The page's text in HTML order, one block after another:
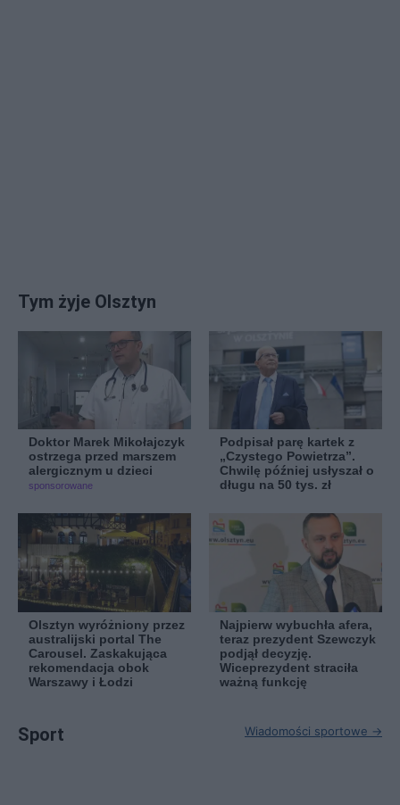
Tym żyje Olsztyn
Doktor Marek Mikołajczyk
ostrzega przed marszem
alergicznym u dzieci
sponsorowane
Podpisał parę kartek z
„Czystego Powietrza”.
Chwilę później usłyszał o
długu na 50 tys. zł
Olsztyn wyróżniony przez
australijski portal The
Carousel. Zaskakująca
rekomendacja obok
Warszawy i Łodzi
Najpierw wybuchła afera,
teraz prezydent Szewczyk
podjął decyzję.
Wiceprezydent straciła
ważną funkcję
Sport Wiadomości sportowe →